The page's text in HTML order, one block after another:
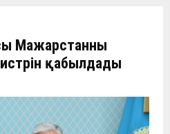
Мажарстанның
қабылдады